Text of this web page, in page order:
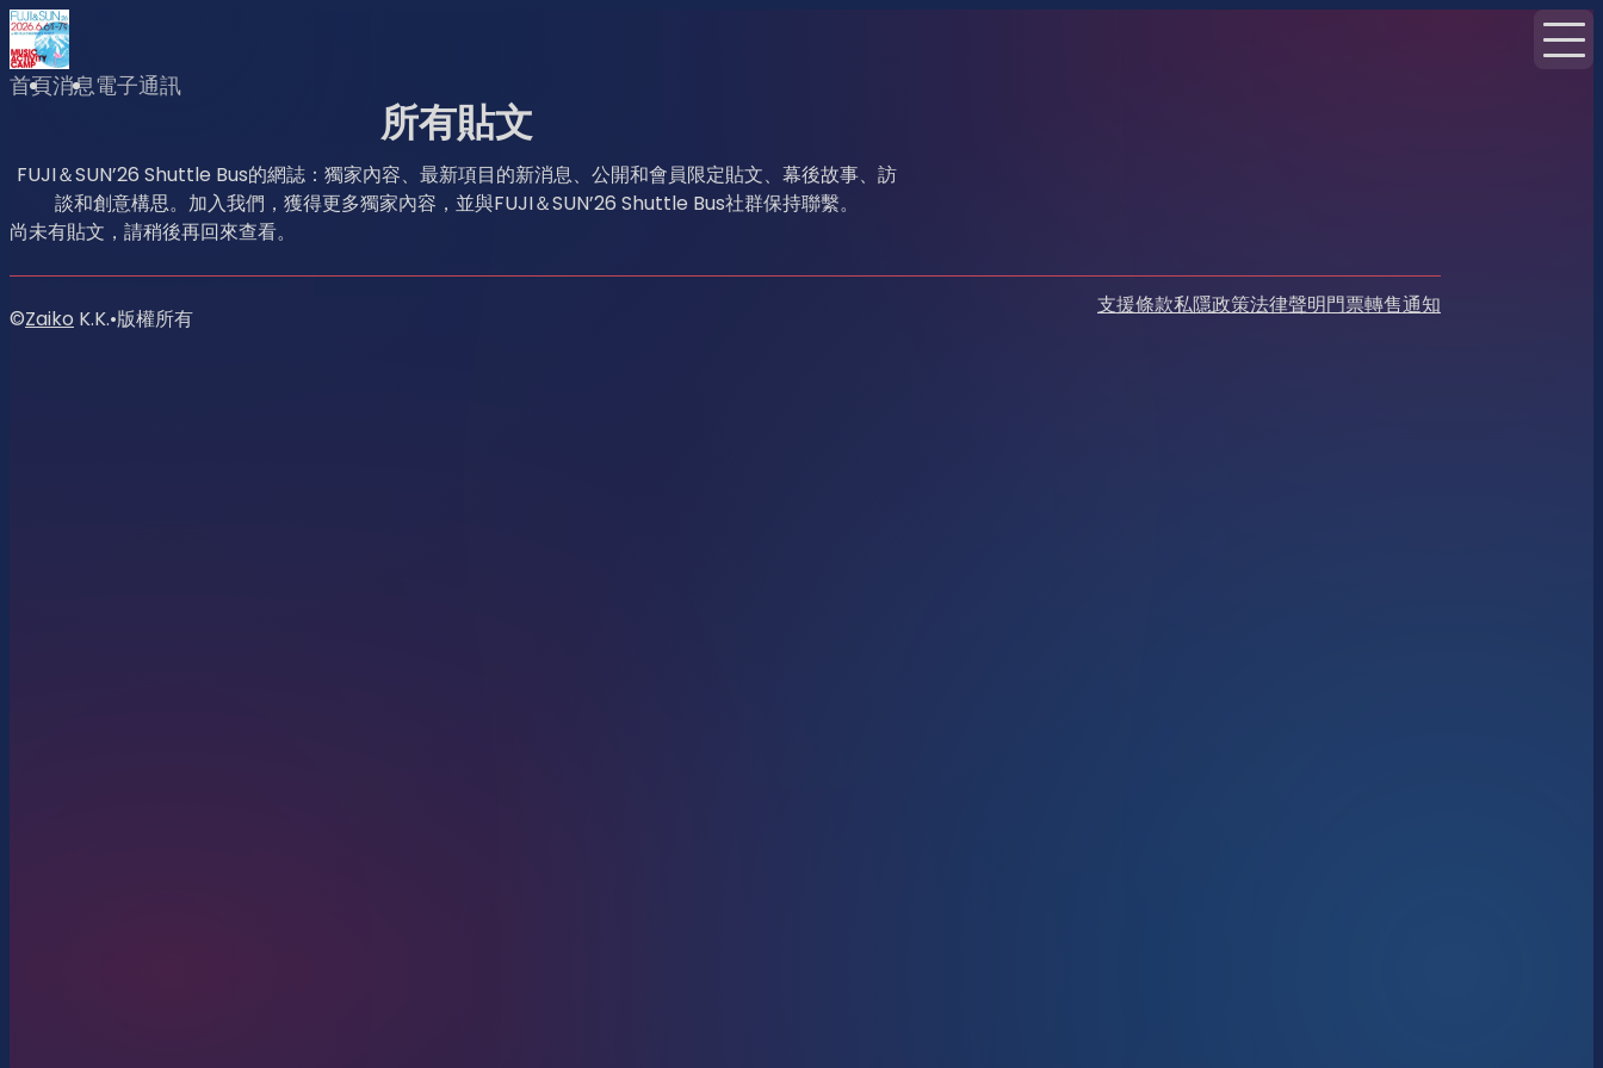
首頁消息電子通訊
所有貼文
FUJI＆SUN’26 Shuttle Bus的網誌：獨家內容、最新項目的新消息、公開和會員限定貼文、幕後故事、訪
談和創意構思。加入我們，獲得更多獨家內容，並與FUJI＆SUN’26 Shuttle Bus社群保持聯繫。
尚未有貼文，請稍後再回來查看。
支援條款私隱政策法律聲明門票轉售通知
©Zaiko K.K.•版權所有